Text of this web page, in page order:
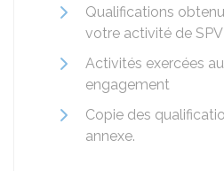
Qualifications
votre activité de SPV
Activités exercées
engagement
Copie des
annexe.